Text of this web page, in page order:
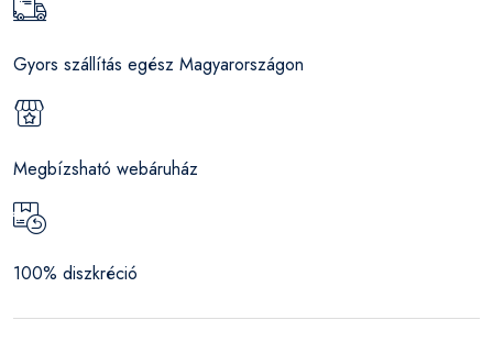
Gyors szállítás egész Magyarországon
Megbízsható webáruház
100% diszkréció